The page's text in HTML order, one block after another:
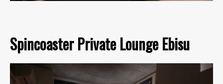
Spincoaster Private Lounge Ebisu